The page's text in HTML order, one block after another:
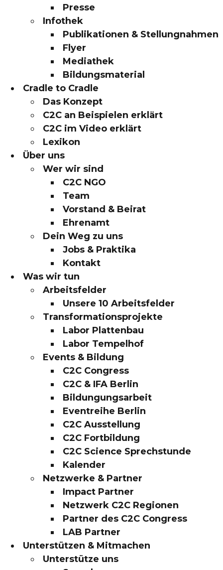
Presse
Infothek
Publikationen & Stellungnahmen
Flyer
Mediathek
Bildungsmaterial
Cradle to Cradle
Das Konzept
C2C an Beispielen erklärt
C2C im Video erklärt
Lexikon
Über uns
Wer wir sind
C2C NGO
Team
Vorstand & Beirat
Ehrenamt
Dein Weg zu uns
Jobs & Praktika
Kontakt
Was wir tun
Arbeitsfelder
Unsere 10 Arbeitsfelder
Transformationsprojekte
Labor Plattenbau
Labor Tempelhof
Events & Bildung
C2C Congress
C2C & IFA Berlin
Bildungungsarbeit
Eventreihe Berlin
C2C Ausstellung
C2C Fortbildung
C2C Science Sprechstunde
Kalender
Netzwerke & Partner
Impact Partner
Netzwerk C2C Regionen
Partner des C2C Congress
LAB Partner
Unterstützen & Mitmachen
Unterstütze uns